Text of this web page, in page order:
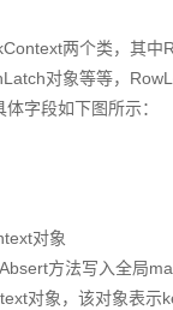
两个类，其
对象等等，
字段如下图所示：
对象
方法写入全局
对象，该对象表示